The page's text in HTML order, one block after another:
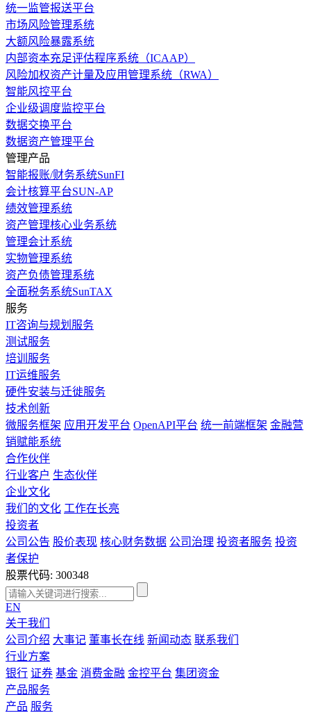
统一监管报送平台
市场风险管理系统
大额风险暴露系统
内部资本充足评估程序系统（ICAAP）
风险加权资产计量及应用管理系统（RWA）
智能风控平台
企业级调度监控平台
数据交换平台
数据资产管理平台
管理产品
智能报账/财务系统SunFI
会计核算平台SUN-AP
绩效管理系统
资产管理核心业务系统
管理会计系统
实物管理系统
资产负债管理系统
全面税务系统SunTAX
服务
IT咨询与规划服务
测试服务
培训服务
IT运维服务
硬件安装与迁徙服务
技术创新
微服务框架 应用开发平台 OpenAPI平台 统一前端框架 金融营
销赋能系统
合作伙伴
行业客户 生态伙伴
企业文化
我们的文化 工作在长亮
投资者
公司公告 股价表现 核心财务数据 公司治理 投资者服务 投资
者保护
股票代码: 300348
EN
关于我们
公司介绍 大事记 董事长在线 新闻动态 联系我们
行业方案
银行 证券 基金 消费金融 金控平台 集团资金
产品服务
产品 服务